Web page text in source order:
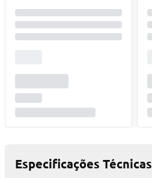
Especificações Técnicas